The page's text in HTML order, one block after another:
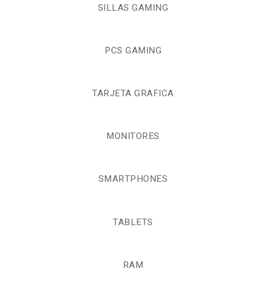
SILLAS GAMING
PCS GAMING
TARJETA GRAFICA
MONITORES
SMARTPHONES
TABLETS
RAM